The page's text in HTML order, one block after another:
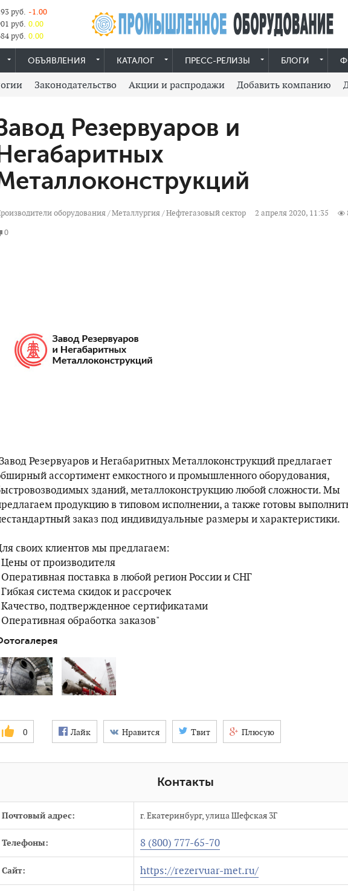
руб. -1.00
руб. 0.00
руб. 0.00
ОБЪЯВЛЕНИЯ КАТАЛОГ ПРЕСС-РЕЛИЗЫ БЛОГИ
Законодательство Акции и распродажи Добавить компанию
Резервуаров и
оборудования/Металлургия/Нефтегазовый сектор 2 апреля 2020, 11:35
0
Резервуаров и Негабаритных Металлоконструкций предлагает
ассортимент емкостного и промышленного оборудования,
зданий, металлоконструкцию любой сложности. Мы
продукцию в типовом исполнении, а также готовы
заказ под индивидуальные размеры и характеристики.
своих клиентов мы предлагаем:
от производителя
поставка в любой регион России и СНГ
система скидок и рассрочек
подтвержденное сертификатами
обработка заказов"
0 Лайк Нравится Твит Плюсую
Контакты
Почтовый адрес: г. Екатеринбург, улица Шефская 3Г
Телефоны: 8 (800) 777-65-70
Сайт: https://rezervuar-met.ru/